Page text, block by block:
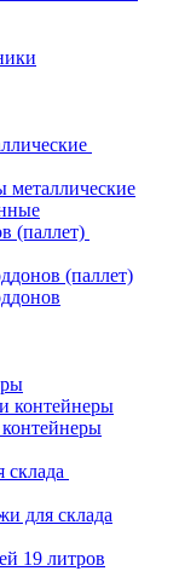
(паллет)
(паллет)
контейнеры
для склада
19 литров